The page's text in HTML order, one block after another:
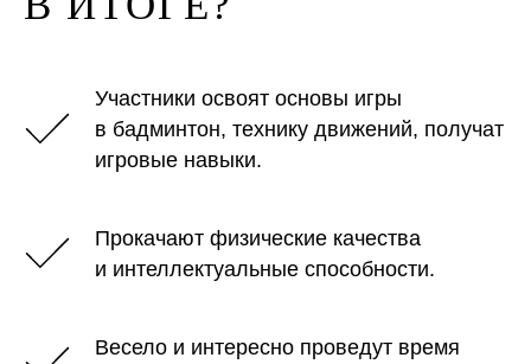
Участники освоят основы игры
в бадминтон, технику движений, получат
игровые навыки.
Прокачают физические качества
и интеллектуальные способности.
Весело и интересно проведут время